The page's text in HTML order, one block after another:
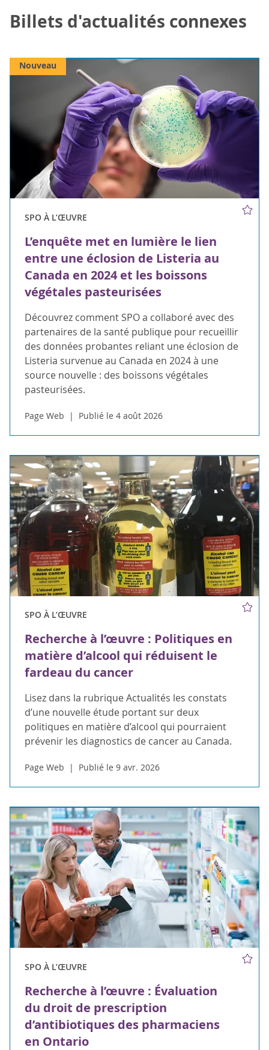
Billets d'actualités connexes
SPO À L’ŒUVRE
L’enquête met en lumière le lien
entre une éclosion de Listeria au
Canada en 2024 et les boissons
végétales pasteurisées
Découvrez comment SPO a collaboré avec des
partenaires de la santé publique pour recueillir
des données probantes reliant une éclosion de
Listeria survenue au Canada en 2024 à une
source nouvelle : des boissons végétales
pasteurisées.
Page Web Publié le 4 août 2026
Nouveau
SPO À L’ŒUVRE
Recherche à l’œuvre : Politiques en
matière d’alcool qui réduisent le
fardeau du cancer
Lisez dans la rubrique Actualités les constats
d’une nouvelle étude portant sur deux
politiques en matière d’alcool qui pourraient
prévenir les diagnostics de cancer au Canada.
Page Web Publié le 9 avr. 2026
SPO À L’ŒUVRE
Recherche à l’œuvre : Évaluation
du droit de prescription
d’antibiotiques des pharmaciens
en Ontario